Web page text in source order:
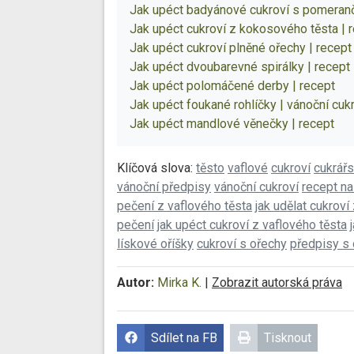
Jak upéct badyánové cukroví s
Jak upéct cukroví z kokosového těsta |
Jak upéct cukroví plněné ořechy | recept
Jak upéct dvoubarevné spirálky | recept
Jak upéct polomáčené derby | recept
Jak upéct foukané rohlíčky | vánoční
Jak upéct mandlové věnečky | recept
Klíčová slova: těsto vaflové cukroví
vánoční předpisy vánoční cukroví recept
pečení z vaflového těsta jak udělat
pečení jak upéct cukroví z vaflového těsta
lískové oříšky cukroví s ořechy předpisy s
Autor: Mirka K. Zobrazit autorská práva
Sdílet na FB Tisknout